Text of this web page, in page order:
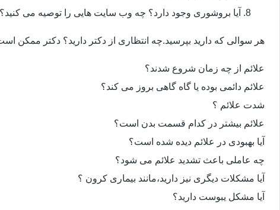
آیا بروشوری وجود دارد؟ چه وب سایت هایی را توصیه می کنید؟
هر سوالی که دارید بپرسید.چه انتظاری از دکتر دارید؟ دکتر ممکن
علائم از چه زمان شروع شدند؟
علائم دائمی بوده یا گاه گاهی بروز می کند؟
شدت علائم ؟
علائم بیشتر در کدام قسمت بدن است؟
آیا بهبودی در علائم دیده شده است؟
چه عاملی باعث تشدید علائم می شود؟
آیا مشکلات دیگری نیز دارید،مانند بیماری کرون ؟
آیا مشکل یبوست دارید؟